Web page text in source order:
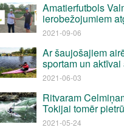
Amatierfutbols
ierobežojumiem
2021-09-06
Ar šaujošajiem
sportam un aktīvai
2021-06-03
Ritvaram
Tokijai tomēr
2021-05-24